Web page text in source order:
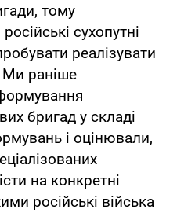
тому
сухопутні
реалізувати
Ми раніше
бригад у складі
і оцінювали,
на конкретні
російські війська